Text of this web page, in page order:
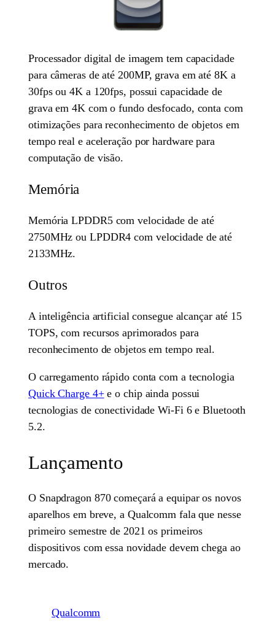
Processador digital de imagem tem capacidade
para câmeras de até 200MP, grava em até 8K a
30fps ou 4K a 120fps, possui capacidade de
grava em 4K com o fundo desfocado, conta com
otimizações para reconhecimento de objetos em
tempo real e aceleração por hardware para
computação de visão.
Memória
Memória LPDDR5 com velocidade de até
2750MHz ou LPDDR4 com velocidade de até
2133MHz.
Outros
A inteligência artificial consegue alcançar até 15
TOPS, com recursos aprimorados para
reconhecimento de objetos em tempo real.
O carregamento rápido conta com a tecnologia
Quick Charge 4+e o chip ainda possui
tecnologias de conectividade Wi-Fi 6 e Bluetooth
5.2.
Lançamento
O Snapdragon 870 começará a equipar os novos
aparelhos em breve, a Qualcomm fala que nesse
primeiro semestre de 2021 os primeiros
dispositivos com essa novidade devem chega ao
mercado.
Qualcomm